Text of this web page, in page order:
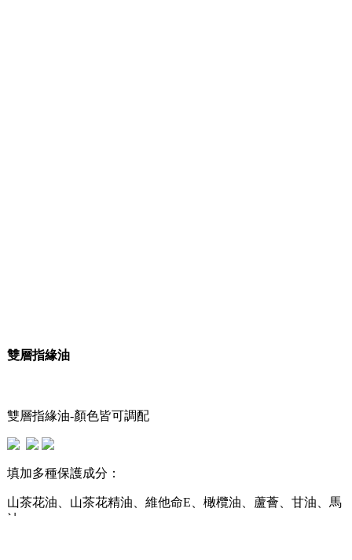
雙層指緣油
雙層指緣油-顏色皆可調配
填加多種保護成分：
山茶花油、山茶花精油、維他命E、橄欖油、蘆薈、甘油、馬
油....